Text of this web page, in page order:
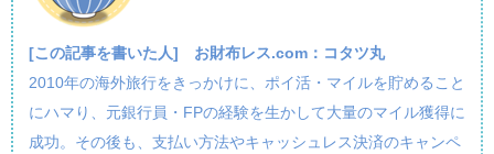
[この記事を書いた人] お財布レス.com：コタツ丸
2010年の海外旅行をきっかけに、ポイ活・マイルを貯めること
にハマり、元銀行員・FPの経験を生かして大量のマイル獲得に
成功。その後も、支払い方法やキャッシュレス決済のキャンペ